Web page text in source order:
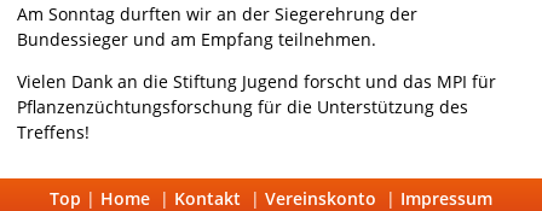
Am Sonntag durften wir an der Siegerehrung der
Bundessieger und am Empfang teilnehmen.
Vielen Dank an die Stiftung Jugend forscht und das MPI für
Pflanzenzüchtungsforschung für die Unterstützung des
Treffens!
Top | Home | Kontakt | Vereinskonto | Impressum